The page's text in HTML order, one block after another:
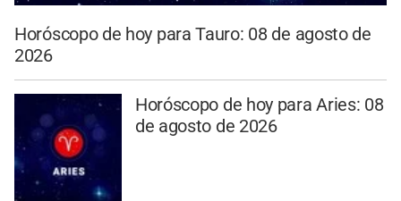
Horóscopo de hoy para Tauro: 08 de agosto de
2026
Horóscopo de hoy para Aries: 08
de agosto de 2026